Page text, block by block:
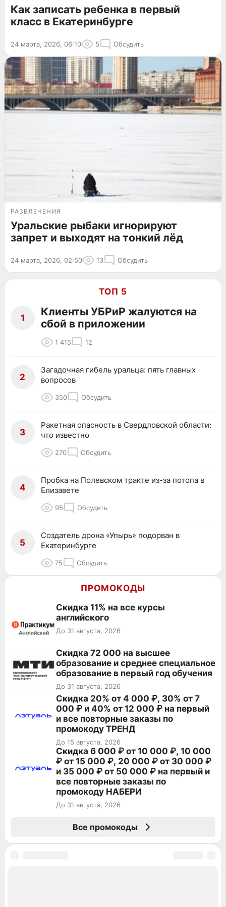
Как записать ребенка в первый
класс в Екатеринбурге
24 марта, 2026, 06:10 5 Обсудить
РАЗВЛЕЧЕНИЯ
Уральские рыбаки игнорируют
запрет и выходят на тонкий лёд
24 марта, 2026, 02:50 13 Обсудить
ТОП 5
1
Клиенты УБРиР жалуются на
сбой в приложении
1 415 12
2
Загадочная гибель уральца: пять главных
вопросов
350 Обсудить
3
Ракетная опасность в Свердловской области:
что известно
270 Обсудить
4
Пробка на Полевском тракте из-за потопа в
Елизавете
95 Обсудить
5
Создатель дрона «Упырь» подорван в
Екатеринбурге
75 Обсудить
ПРОМОКОДЫ
Скидка 11% на все курсы
английского
До 31 августа, 2026
Скидка 72 000 на высшее
образование и среднее специальное
образование в первый год обучения
До 31 августа, 2026
Скидка 20% от 4 000 ₽, 30% от 7
000 ₽ и 40% от 12 000 ₽ на первый
и все повторные заказы по
промокоду ТРЕНД
До 15 августа, 2026
Скидка 6 000 ₽ от 10 000 ₽, 10 000
₽ от 15 000 ₽, 20 000 ₽ от 30 000 ₽
и 35 000 ₽ от 50 000 ₽ на первый и
все повторные заказы по
промокоду НАБЕРИ
До 31 августа, 2026
Все промокоды